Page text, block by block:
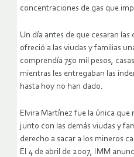
concentraciones de gas que
Un día antes de que cesaran las
ofreció a las viudas y familias
comprendía 750 mil pesos,
mientras les entregaban las
hasta hoy no han dado.
Elvira Martínez fue la única que
junto con las demás viudas y
derecho a sacar a los mineros
El 4 de abril de 2007, IMM